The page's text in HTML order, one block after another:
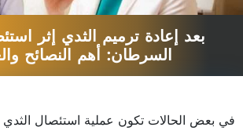
بعد إعادة ترميم الثدي إثر
السرطان: أهم النصائح
في بعض الحالات تكون عملية استئصال الثدي